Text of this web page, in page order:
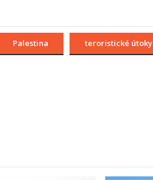
Palestina teroristické útoky